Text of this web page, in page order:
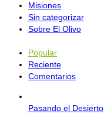
Misiones
Sin categorizar
Sobre El Olivo
Popular
Reciente
Comentarios
Pasando el Desierto